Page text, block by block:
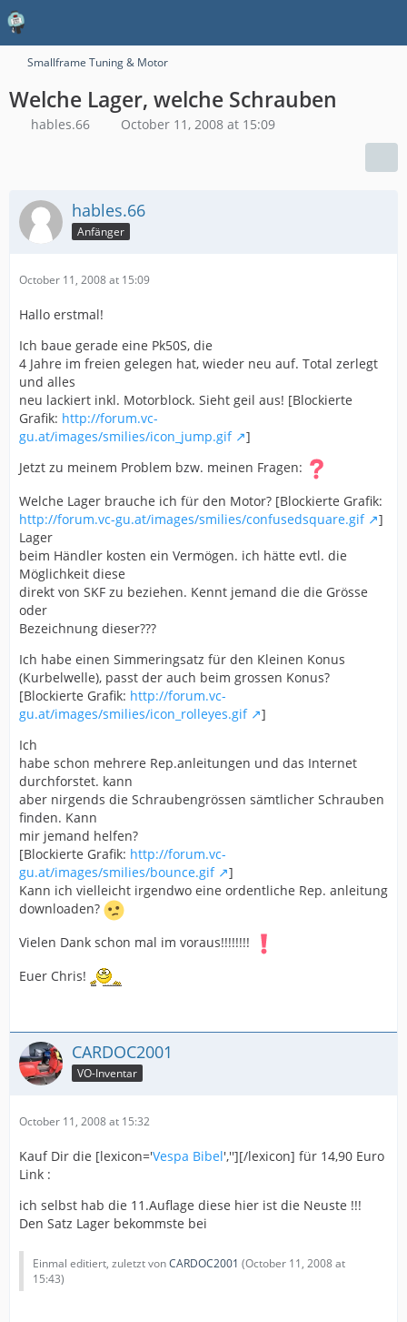
Smallframe Tuning & Motor
Welche Lager, welche Schrauben
hables.66 October 11, 2008 at 15:09
hables.66
Anfänger
October 11, 2008 at 15:09
Hallo erstmal!
Ich baue gerade eine Pk50S, die
4 Jahre im freien gelegen hat, wieder neu auf. Total zerlegt
und alles
neu lackiert inkl. Motorblock. Sieht geil aus! [Blockierte
Grafik: http://forum.vc-
gu.at/images/smilies/icon_jump.gif
]
Jetzt zu meinem Problem bzw. meinen Fragen:
Welche Lager brauche ich für den Motor? [Blockierte Grafik:
http://forum.vc-gu.at/images/smilies/confusedsquare.gif
]
Lager
beim Händler kosten ein Vermögen. ich hätte evtl. die
Möglichkeit diese
direkt von SKF zu beziehen. Kennt jemand die die Grösse
oder
Bezeichnung dieser???
Ich habe einen Simmeringsatz für den Kleinen Konus
(Kurbelwelle), passt der auch beim grossen Konus?
[Blockierte Grafik: http://forum.vc-
gu.at/images/smilies/icon_rolleyes.gif
]
Ich
habe schon mehrere Rep.anleitungen und das Internet
durchforstet. kann
aber nirgends die Schraubengrössen sämtlicher Schrauben
finden. Kann
mir jemand helfen?
[Blockierte Grafik: http://forum.vc-
gu.at/images/smilies/bounce.gif
]
Kann ich vielleicht irgendwo eine ordentliche Rep. anleitung
downloaden?
Vielen Dank schon mal im voraus!!!!!!!!
Euer Chris!
CARDOC2001
VO-Inventar
October 11, 2008 at 15:32
Kauf Dir die [lexicon='Vespa Bibel',''][/lexicon] für 14,90 Euro
Link :
ich selbst hab die 11.Auflage diese hier ist die Neuste !!!
Den Satz Lager bekommste bei
Einmal editiert, zuletzt vonCARDOC2001 (October 11, 2008 at
15:43)